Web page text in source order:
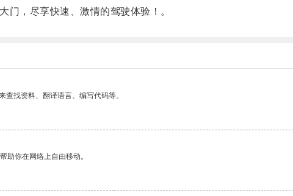
，尽享快速、激情的驾驶体验！。
找资料、翻译语言、编写代码等。
助你在网络上自由移动。